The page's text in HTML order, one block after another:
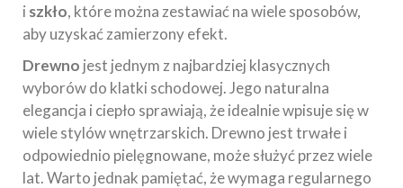
i szkło, które można zestawiać na wiele sposobów,
aby uzyskać zamierzony efekt.
Drewno jest jednym z najbardziej klasycznych
wyborów do klatki schodowej. Jego naturalna
elegancja i ciepło sprawiają, że idealnie wpisuje się w
wiele stylów wnętrzarskich. Drewno jest trwałe i
odpowiednio pielęgnowane, może służyć przez wiele
lat. Warto jednak pamiętać, że wymaga regularnego